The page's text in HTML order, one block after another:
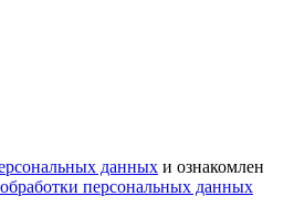
данных и ознакомлен
персональных данных